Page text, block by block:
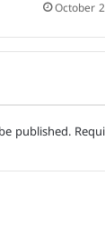
October
published.